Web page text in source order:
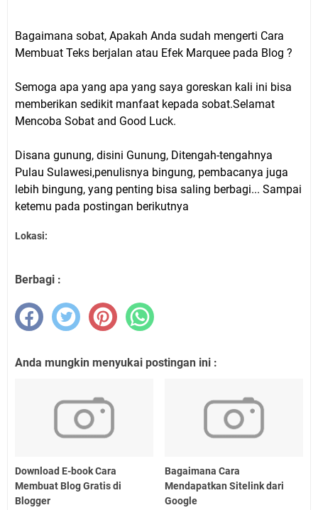
Bagaimana sobat, Apakah Anda sudah mengerti Cara
Membuat Teks berjalan atau Efek Marquee pada Blog ?
Semoga apa yang apa yang saya goreskan kali ini bisa
memberikan sedikit manfaat kepada sobat.Selamat
Mencoba Sobat and Good Luck.
Disana gunung, disini Gunung, Ditengah-tengahnya
Pulau Sulawesi,penulisnya bingung, pembacanya juga
lebih bingung, yang penting bisa saling berbagi... Sampai
ketemu pada postingan berikutnya
Lokasi:
Berbagi :
Anda mungkin menyukai postingan ini :
Download E-book Cara
Membuat Blog Gratis di
Blogger
Bagaimana Cara
Mendapatkan Sitelink dari
Google